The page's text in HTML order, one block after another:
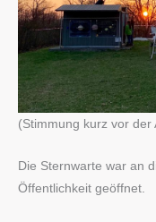
(Stimmung kurz vor der
Die Sternwarte war an
Öffentlichkeit geöffnet.